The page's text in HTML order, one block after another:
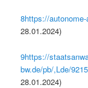
8https://
28.01.2024)
9https://
bw.de/pb/,Lde/
28.01.2024)